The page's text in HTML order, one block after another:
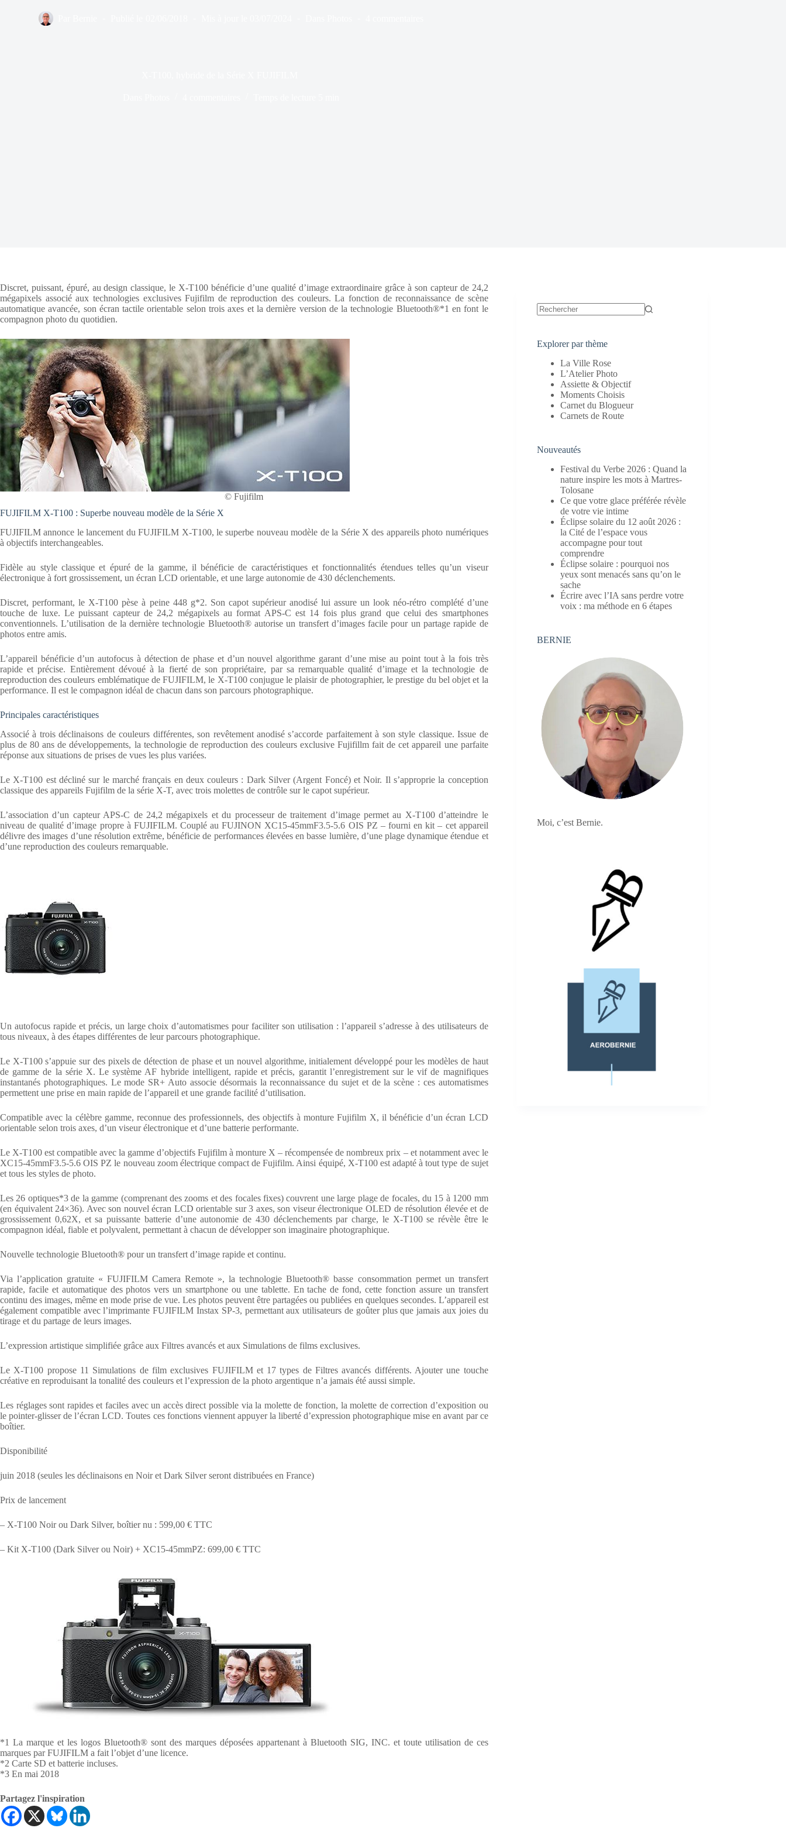
Discret, puissant, épuré, au design classique, le X-T100 bénéficie d’une qualité d’image extraordinaire grâce à son capteur de 24,2
mégapixels associé aux technologies exclusives Fujifilm de reproduction des couleurs. La fonction de reconnaissance de scène
automatique avancée, son écran tactile orientable selon trois axes et la dernière version de la technologie Bluetooth®*1 en font le
compagnon photo du quotidien.
© Fujifilm
FUJIFILM X-T100 : Superbe nouveau modèle de la Série X
FUJIFILM annonce le lancement du FUJIFILM X-T100, le superbe nouveau modèle de la Série X des appareils photo numériques
à objectifs interchangeables.
Fidèle au style classique et épuré de la gamme, il bénéficie de caractéristiques et fonctionnalités étendues telles qu’un viseur
électronique à fort grossissement, un écran LCD orientable, et une large autonomie de 430 déclenchements.
Discret, performant, le X-T100 pèse à peine 448 g*2. Son capot supérieur anodisé lui assure un look néo-rétro complété d’une
touche de luxe. Le puissant capteur de 24,2 mégapixels au format APS-C est 14 fois plus grand que celui des smartphones
conventionnels. L’utilisation de la dernière technologie Bluetooth® autorise un transfert d’images facile pour un partage rapide de
photos entre amis.
L’appareil bénéficie d’un autofocus à détection de phase et d’un nouvel algorithme garant d’une mise au point tout à la fois très
rapide et précise. Entièrement dévoué à la fierté de son propriétaire, par sa remarquable qualité d’image et la technologie de
reproduction des couleurs emblématique de FUJIFILM, le X-T100 conjugue le plaisir de photographier, le prestige du bel objet et la
performance. Il est le compagnon idéal de chacun dans son parcours photographique.
Principales caractéristiques
Associé à trois déclinaisons de couleurs différentes, son revêtement anodisé s’accorde parfaitement à son style classique. Issue de
plus de 80 ans de développements, la technologie de reproduction des couleurs exclusive Fujifillm fait de cet appareil une parfaite
réponse aux situations de prises de vues les plus variées.
Le X-T100 est décliné sur le marché français en deux couleurs : Dark Silver (Argent Foncé) et Noir. Il s’approprie la conception
classique des appareils Fujifilm de la série X-T, avec trois molettes de contrôle sur le capot supérieur.
L’association d’un capteur APS-C de 24,2 mégapixels et du processeur de traitement d’image permet au X-T100 d’atteindre le
niveau de qualité d’image propre à FUJIFILM. Couplé au FUJINON XC15-45mmF3.5-5.6 OIS PZ – fourni en kit – cet appareil
délivre des images d’une résolution extrême, bénéficie de performances élevées en basse lumière, d’une plage dynamique étendue et
d’une reproduction des couleurs remarquable.
Un autofocus rapide et précis, un large choix d’automatismes pour faciliter son utilisation : l’appareil s’adresse à des utilisateurs de
tous niveaux, à des étapes différentes de leur parcours photographique.
Le X-T100 s’appuie sur des pixels de détection de phase et un nouvel algorithme, initialement développé pour les modèles de haut
de gamme de la série X. Le système AF hybride intelligent, rapide et précis, garantit l’enregistrement sur le vif de magnifiques
instantanés photographiques. Le mode SR+ Auto associe désormais la reconnaissance du sujet et de la scène : ces automatismes
permettent une prise en main rapide de l’appareil et une grande facilité d’utilisation.
Compatible avec la célèbre gamme, reconnue des professionnels, des objectifs à monture Fujifilm X, il bénéficie d’un écran LCD
orientable selon trois axes, d’un viseur électronique et d’une batterie performante.
Le X-T100 est compatible avec la gamme d’objectifs Fujifilm à monture X – récompensée de nombreux prix – et notamment avec le
XC15-45mmF3.5-5.6 OIS PZ le nouveau zoom électrique compact de Fujifilm. Ainsi équipé, X-T100 est adapté à tout type de sujet
et tous les styles de photo.
Les 26 optiques*3 de la gamme (comprenant des zooms et des focales fixes) couvrent une large plage de focales, du 15 à 1200 mm
(en équivalent 24×36). Avec son nouvel écran LCD orientable sur 3 axes, son viseur électronique OLED de résolution élevée et de
grossissement 0,62X, et sa puissante batterie d’une autonomie de 430 déclenchements par charge, le X-T100 se révèle être le
compagnon idéal, fiable et polyvalent, permettant à chacun de développer son imaginaire photographique.
Nouvelle technologie Bluetooth® pour un transfert d’image rapide et continu.
Via l’application gratuite « FUJIFILM Camera Remote », la technologie Bluetooth® basse consommation permet un transfert
rapide, facile et automatique des photos vers un smartphone ou une tablette. En tache de fond, cette fonction assure un transfert
continu des images, même en mode prise de vue. Les photos peuvent être partagées ou publiées en quelques secondes. L’appareil est
également compatible avec l’imprimante FUJIFILM Instax SP-3, permettant aux utilisateurs de goûter plus que jamais aux joies du
tirage et du partage de leurs images.
L’expression artistique simplifiée grâce aux Filtres avancés et aux Simulations de films exclusives.
Le X-T100 propose 11 Simulations de film exclusives FUJIFILM et 17 types de Filtres avancés différents. Ajouter une touche
créative en reproduisant la tonalité des couleurs et l’expression de la photo argentique n’a jamais été aussi simple.
Les réglages sont rapides et faciles avec un accès direct possible via la molette de fonction, la molette de correction d’exposition ou
le pointer-glisser de l’écran LCD. Toutes ces fonctions viennent appuyer la liberté d’expression photographique mise en avant par ce
boîtier.
Disponibilité
juin 2018 (seules les déclinaisons en Noir et Dark Silver seront distribuées en France)
Prix de lancement
– X-T100 Noir ou Dark Silver, boîtier nu : 599,00 € TTC
– Kit X-T100 (Dark Silver ou Noir) + XC15-45mmPZ: 699,00 € TTC
*1 La marque et les logos Bluetooth® sont des marques déposées appartenant à Bluetooth SIG, INC. et toute utilisation de ces
marques par FUJIFILM a fait l’objet d’une licence.
*2 Carte SD et batterie incluses.
*3 En mai 2018
Partagez l'inspiration
Explorer par thème
La Ville Rose
L’Atelier Photo
Assiette & Objectif
Moments Choisis
Carnet du Blogueur
Carnets de Route
Nouveautés
Festival du Verbe 2026 : Quand la
nature inspire les mots à Martres-
Tolosane
Ce que votre glace préférée révèle
de votre vie intime
Éclipse solaire du 12 août 2026 :
la Cité de l’espace vous
accompagne pour tout
comprendre
Éclipse solaire : pourquoi nos
yeux sont menacés sans qu’on le
sache
Écrire avec l’IA sans perdre votre
voix : ma méthode en 6 étapes
BERNIE
Moi, c’est Bernie.